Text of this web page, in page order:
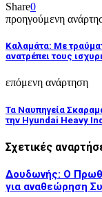
Share0
προηγούμενη
Καλαμάτα: Με
ανατρέπει τους
επόμενη ανάρτηση
Τα Ναυπηγεία
την Hyundai Heavy
Σχετικές
Δουδωνής: Ο
για αναθεώρηση